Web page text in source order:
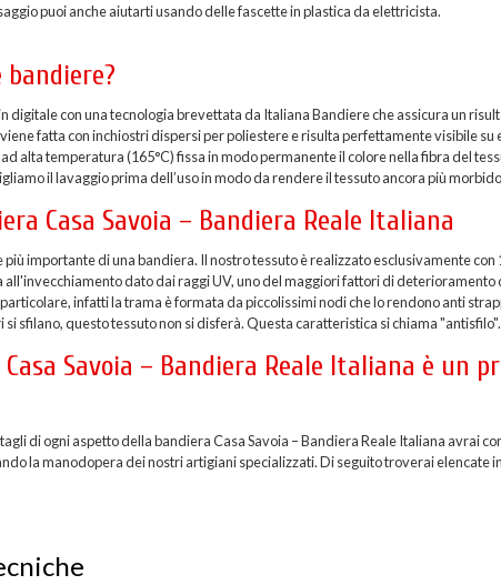
puoi anche aiutarti usando delle fascette in plastica da elettricista.
bandiere?
digitale con una tecnologia brevettata da Italiana Bandiere che assicura un
fatta con inchiostri dispersi per poliestere e risulta perfettamente visibile su
alta temperatura (165°C) fissa in modo permanente il colore nella fibra del
il lavaggio prima dell’uso in modo da rendere il tessuto ancora più
Casa Savoia – Bandiera Reale Italiana
più importante di una bandiera. Il nostro tessuto è realizzato esclusivamente
all'invecchiamento dato dai raggi UV, uno del maggiori fattori di deterioramento
infatti la trama è formata da piccolissimi nodi che lo rendono anti
sfilano, questo tessuto non si disferà. Questa caratteristica si chiama "antisfilo".
Savoia – Bandiera Reale Italiana è un
di ogni aspetto della bandiera Casa Savoia – Bandiera Reale Italiana avrai
la manodopera dei nostri artigiani specializzati. Di seguito troverai elencate